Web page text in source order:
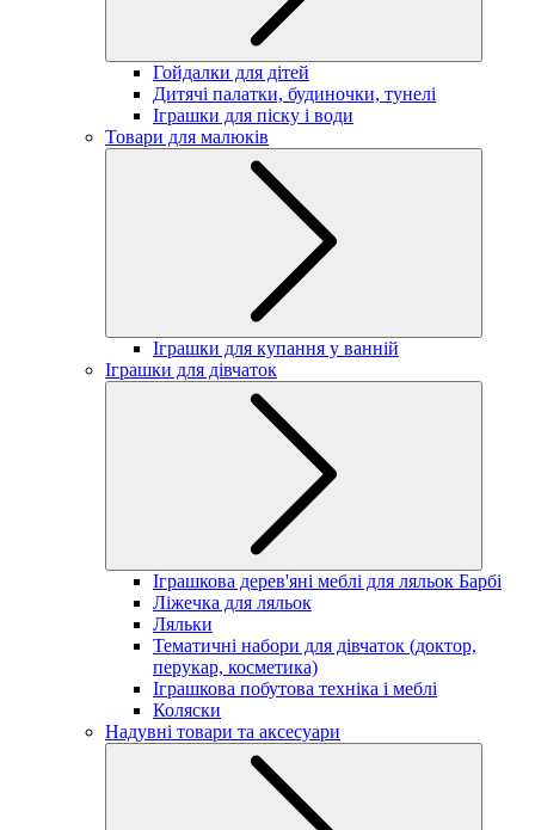
Гойдалки для дітей
Дитячі палатки, будиночки, тунелі
Іграшки для піску і води
Товари для малюків
Іграшки для купання у ванній
Іграшки для дівчаток
Іграшкова дерев'яні меблі для ляльок Барбі
Ліжечка для ляльок
Ляльки
Тематичні набори для дівчаток (доктор,
перукар, косметика)
Іграшкова побутова техніка і меблі
Коляски
Надувні товари та аксесуари